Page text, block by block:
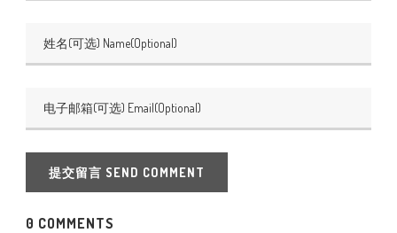
提交留言 SEND COMMENT
0 COMMENTS